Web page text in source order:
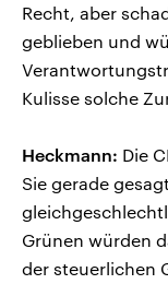
Recht, aber
geblieben und
Kulisse solche
Heckmann: Die
Sie gerade
Grünen würden
der steuerlichen